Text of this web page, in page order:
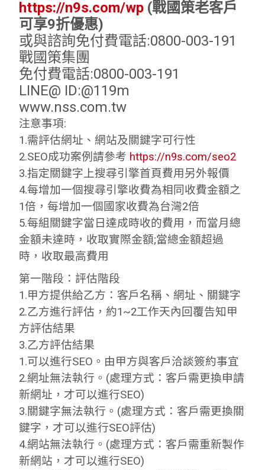
https://n9s.com/wp (戰國策老客戶
可享9折優惠)
或與諮詢免付費電話:0800-003-191
戰國策集團
免付費電話:0800-003-191
LINE@ ID:@119m
www.nss.com.tw
注意事項:
1.需評估網址、網站及關鍵字可行性
2.SEO成功案例請參考 https://n9s.com/seo2
3.指定關鍵字上搜尋引擎首頁費用另外報價
4.每增加一個搜尋引擎收費為相同收費金額之
1倍，每增加一個國家收費為台灣2倍
5.每組關鍵字當日達成時收的費用，而當月總
金額未達時，收取實際金額;當總金額超過
時，收取最高費用
第一階段：評估階段
1.甲方提供給乙方：客戶名稱、網址、關鍵字
2.乙方進行評估，約1~2工作天內回覆告知甲
方評估結果
3.乙方評估結果
1.可以進行SEO。由甲方與客戶洽談簽約事宜
2.網址無法執行。(處理方式：客戶需更換申請
新網址，才可以進行SEO)
3.關鍵字無法執行。(處理方式：客戶需更換關
鍵字，才可以進行SEO評估)
4.網站無法執行。(處理方式：客戶需重新製作
新網站，才可以進行SEO)